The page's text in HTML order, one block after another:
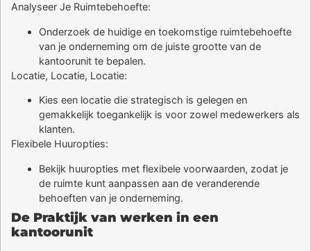
Analyseer Je Ruimtebehoefte:
Onderzoek de huidige en toekomstige ruimtebehoefte
van je onderneming om de juiste grootte van de
kantoorunit te bepalen.
Locatie, Locatie, Locatie:
Kies een locatie die strategisch is gelegen en
gemakkelijk toegankelijk is voor zowel medewerkers als
klanten.
Flexibele Huuropties:
Bekijk huuropties met flexibele voorwaarden, zodat je
de ruimte kunt aanpassen aan de veranderende
behoeften van je onderneming.
De Praktijk van werken in een
kantoorunit